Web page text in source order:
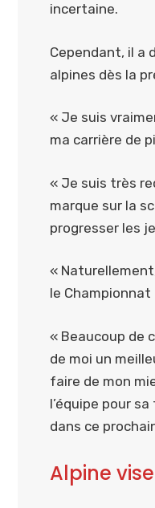
incertaine.
Cependant, il a
alpines dès la
« Je suis
ma carrière de
« Je suis très
marque sur la
progresser les
«
le Championnat
« Beaucoup de
de moi un
faire de mon
l’équipe pour
dans ce
Alpine